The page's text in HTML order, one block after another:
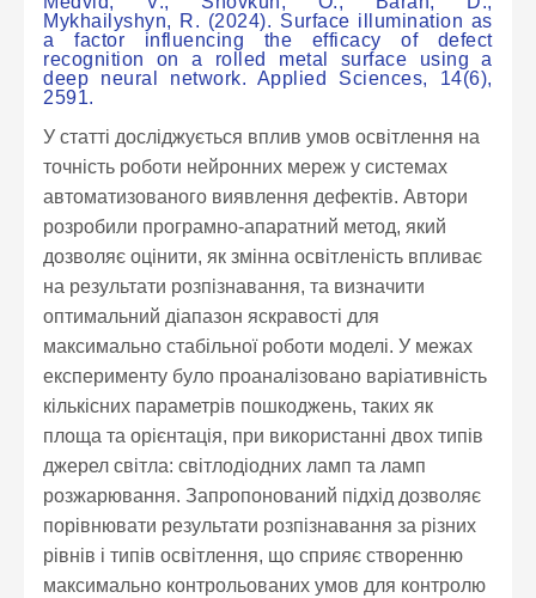
Mykhailyshyn, R. (2024). Surface illumination as
a factor influencing the efficacy of defect
recognition on a rolled metal surface using a
deep neural network. Applied Sciences, 14(6),
2591.
У статті досліджується вплив умов освітлення на
точність роботи нейронних мереж у системах
автоматизованого виявлення дефектів. Автори
розробили програмно-апаратний метод, який
дозволяє оцінити, як змінна освітленість впливає
на результати розпізнавання, та визначити
оптимальний діапазон яскравості для
максимально стабільної роботи моделі. У межах
експерименту було проаналізовано варіативність
кількісних параметрів пошкоджень, таких як
площа та орієнтація, при використанні двох типів
джерел світла: світлодіодних ламп та ламп
розжарювання. Запропонований підхід дозволяє
порівнювати результати розпізнавання за різних
рівнів і типів освітлення, що сприяє створенню
максимально контрольованих умов для контролю